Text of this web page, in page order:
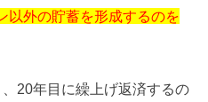
以外の貯蓄を形成するのを
20年目に繰上げ返済するの